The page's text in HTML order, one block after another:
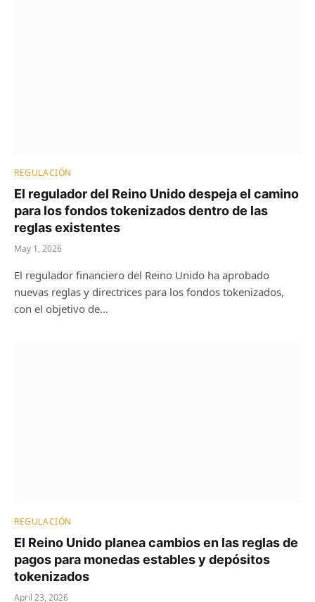
REGULACIÓN
El regulador del Reino Unido despeja el camino
para los fondos tokenizados dentro de las
reglas existentes
May 1, 2026
El regulador financiero del Reino Unido ha aprobado
nuevas reglas y directrices para los fondos tokenizados,
con el objetivo de…
REGULACIÓN
El Reino Unido planea cambios en las reglas de
pagos para monedas estables y depósitos
tokenizados
April 23, 2026